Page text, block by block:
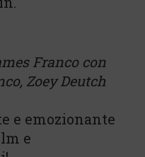
Franco con
Zoey Deutch
e emozionante
e